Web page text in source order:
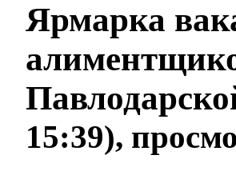
Ярмарка
15:39),